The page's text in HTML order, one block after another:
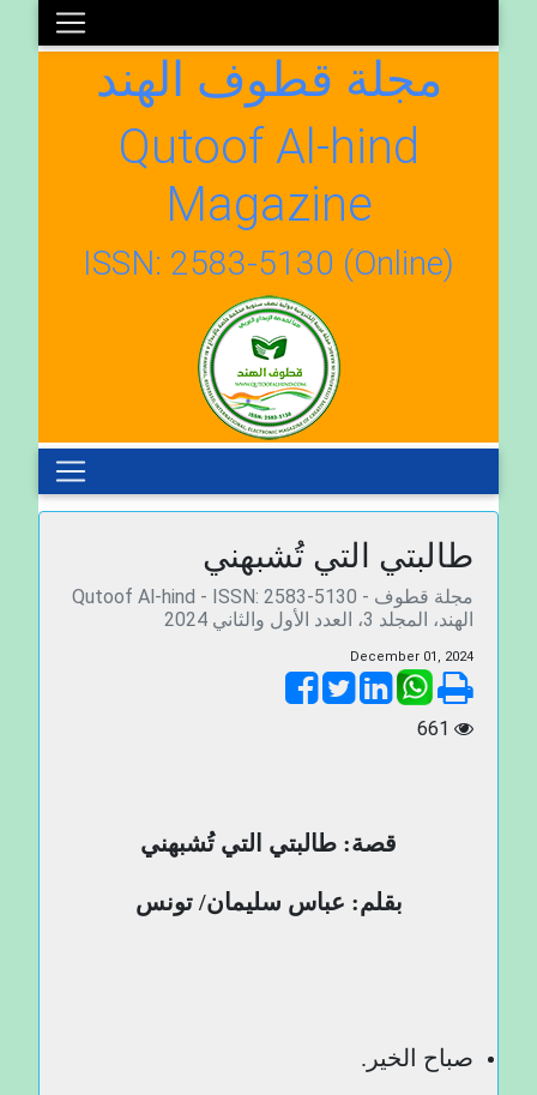
مجلة قطوف الهند
Qutoof Al-hind
Magazine
ISSN: 2583-5130 (Online)
طالبتي التي تُشبهني
Qutoof Al-hind - ISSN: 2583-5130 - مجلة قطوف
الهند، المجلد 3، العدد الأول والثاني 2024
December 01, 2024
661
قصة: طالبتي التي تُشبهني
بقلم: عباس سليمان/ تونس
صباح الخير.